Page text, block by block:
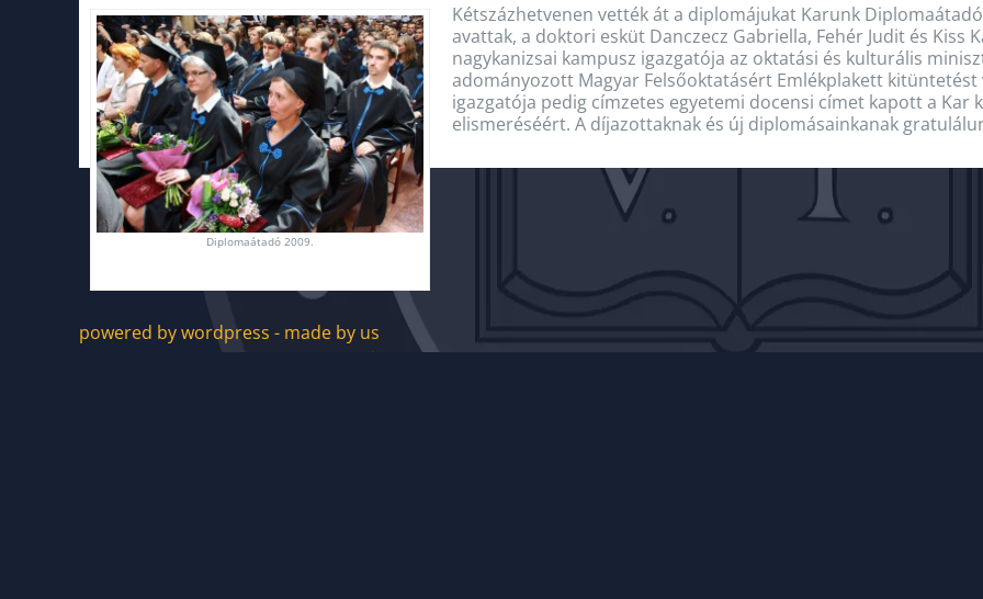
Diplomaátadó 2009.
Kétszázhetvenen vették át a diplomájukat Karunk
avattak, a doktori esküt Danczecz Gabriella, Fehér Judit és Kiss
nagykanizsai kampusz igazgatója az oktatási és kulturális
adományozott Magyar Felsőoktatásért Emlékplakett
igazgatója pedig címzetes egyetemi docensi címet kapott a
elismeréséért. A díjazottaknak és új diplomásainkanak
powered by wordpress - made by us